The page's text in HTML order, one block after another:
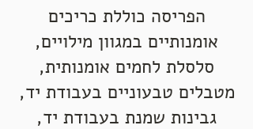
הפריסה כוללת כריכים
אומנותיים במגוון מילויים,
סלסלת לחמים אומנותית,
מטבלים טבעוניים בעבודת יד,
גבינות שמנת בעבודת יד,